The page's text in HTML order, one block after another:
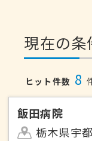
現在の条
ヒット件数 8
飯田病院
栃木県宇